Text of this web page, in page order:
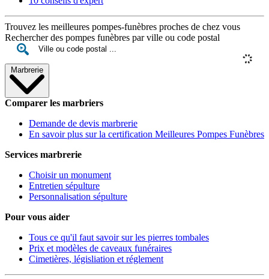
Trouvez les meilleures pompes-funèbres proches de chez vous
Rechercher des pompes funèbres par ville ou code postal
Marbrerie
Comparer les marbriers
Demande de devis marbrerie
En savoir plus sur la certification Meilleures Pompes Funèbres
Services marbrerie
Choisir un monument
Entretien sépulture
Personnalisation sépulture
Pour vous aider
Tous ce qu'il faut savoir sur les pierres tombales
Prix et modèles de caveaux funéraires
Cimetières, législiation et réglement